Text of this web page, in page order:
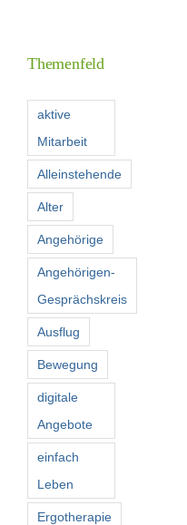
Kontakt
Suche
nach:
Themenfeld
aktive
Mitarbeit
Alleinstehende
Alter
Angehörige
Angehörigen-
Gesprächskreis
Ausflug
Bewegung
digitale
Angebote
einfach
Leben
Ergotherapie